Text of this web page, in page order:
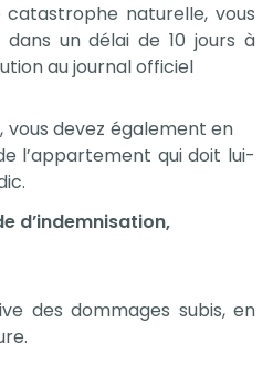
catastrophe naturelle, vous
un délai de 10 jours à
au journal officiel
vous devez également en
l’appartement qui doit lui-
d’indemnisation,
des dommages subis, en